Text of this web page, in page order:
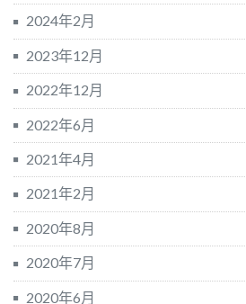
2024年2月
2023年12月
2022年12月
2022年6月
2021年4月
2021年2月
2020年8月
2020年7月
2020年6月